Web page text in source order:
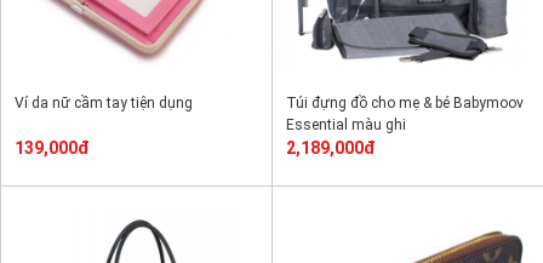
Ví da nữ cầm tay tiện dụng
139,000đ
Túi đựng đồ cho mẹ & bé Babymoov
Essential màu ghi
2,189,000đ